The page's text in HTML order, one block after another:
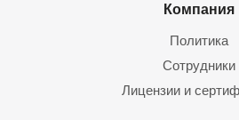
Компания
Политика
Сотрудники
Лицензии и